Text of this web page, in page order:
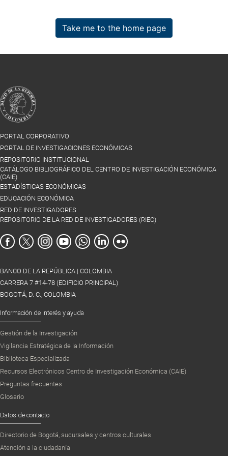
Take me to the home page
PORTAL CORPORATIVO
PORTAL DE INVESTIGACIONES ECONÓMICAS
REPOSITORIO INSTITUCIONAL
CATÁLOGO BIBLIOGRÁFICO DEL CENTRO DE INVESTIGACIÓN ECONÓMICA
(CAIE)
ESTADÍSTICAS ECONÓMICAS
EDUCACIÓN ECONÓMICA
RED DE INVESTIGADORES
REPOSITORIO DE LA RED DE INVESTIGADORES (RIEC)
BANCO DE LA REPÚBLICA | COLOMBIA
CARRERA 7 #14-78 (EDIFICIO PRINCIPAL)
BOGOTÁ, D. C., COLOMBIA
Información de interés y ayuda
Gestión de la Investigación
Vigilancia Estratégica de la Información
Biblioteca Especializada
Recursos Electrónicos Centro de Investigación Económica (CAIE)
Preguntas frecuentes
Glosario
Datos de contacto
Directorio de Bogotá, sucursales y centros culturales
Atención a la ciudadanía